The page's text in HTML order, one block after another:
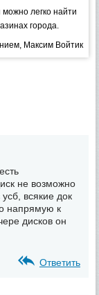
легко найти
города.
Максим Войтик
не возможно
всякие док
напрямую к
дисков он
Ответить